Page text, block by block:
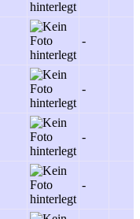
-
-
-
-